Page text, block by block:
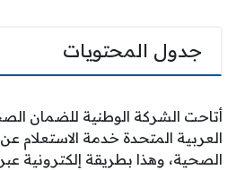
جدول المحتويات
أتاحت الشركة الوطنية للضمان
العربية المتحدة خدمة الاستعلام
الصحية، وهذا بطريقة إلكترونية